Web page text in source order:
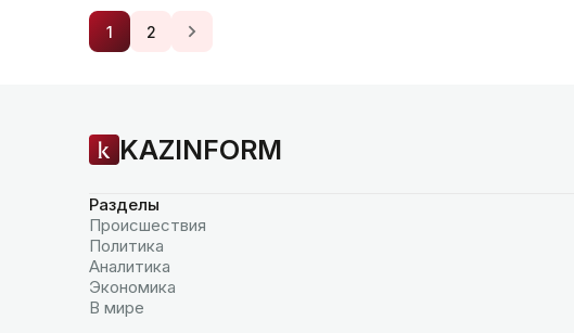
1 2
KAZINFORM
Разделы
Происшествия
Политика
Аналитика
Экономика
В мире